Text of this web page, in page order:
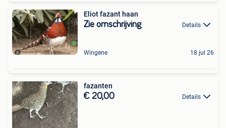
Eliot fazant haan
Zie omschrijving Details
Wingene 18 jul 26
fazanten
€ 20,00 Details